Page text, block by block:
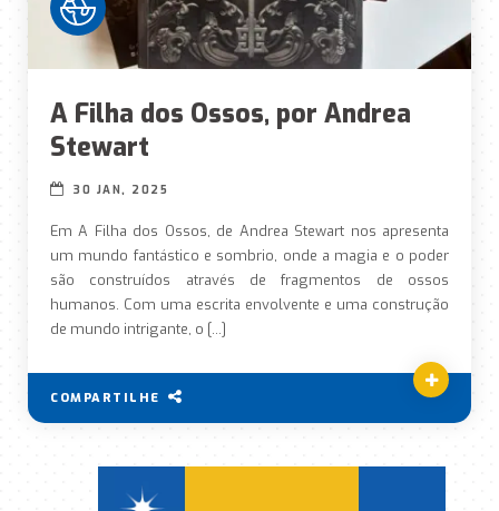
A Filha dos Ossos, por Andrea
Stewart
30 JAN, 2025
Em A Filha dos Ossos, de Andrea Stewart nos apresenta
um mundo fantástico e sombrio, onde a magia e o poder
são construídos através de fragmentos de ossos
humanos. Com uma escrita envolvente e uma construção
de mundo intrigante, o […]
COMPARTILHE